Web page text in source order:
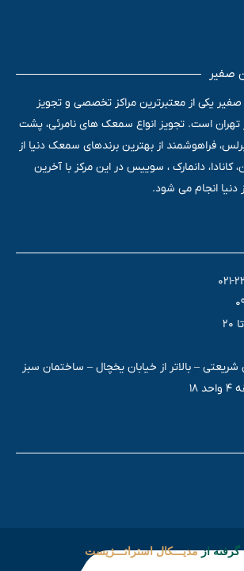
صفیر
یکی از معتبرترین مراکز تخصصی و تجویز
است. تجویز انواع سمعک های نامرئی، پشت
فراهوشمند از بهترین برندهای سمعک دنیا از
کانادا، دانمارک ، سوییس در این مرکز با آخرین
انجام می شود.
– بالاتر از خیابان یخچال – ساختمان سبز
ازمدیـــکال استراتـــژیست